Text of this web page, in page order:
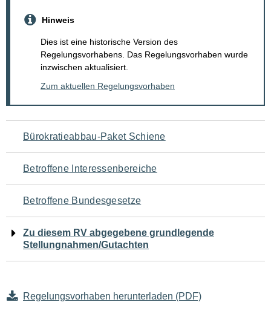
Hinweis
Dies ist eine historische Version des
Regelungsvorhabens. Das Regelungsvorhaben wurde
inzwischen aktualisiert.
Zum aktuellen Regelungsvorhaben
Navigation
für
den
Seiteninhalt
Bürokratieabbau-Paket Schiene
Betroffene Interessenbereiche
Betroffene Bundesgesetze
Zu diesem RV abgegebene grundlegende
Stellungnahmen/Gutachten
Regelungsvorhaben herunterladen (PDF)